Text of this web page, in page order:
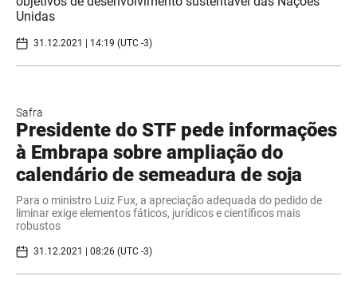
Unidas
31.12.2021 | 14:19 (UTC -3)
Safra
Presidente do STF pede informações
à Embrapa sobre ampliação do
calendário de semeadura de soja
Para o ministro Luiz Fux, a apreciação adequada do pedido de
liminar exige elementos fáticos, jurídicos e científicos mais
robustos
31.12.2021 | 08:26 (UTC -3)